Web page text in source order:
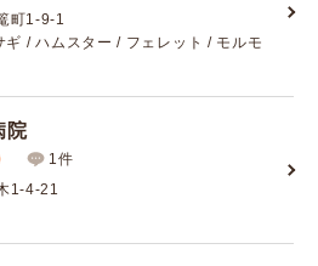
町1-9-1
ギ / ハムスター / フェレット / モルモ
院
1件
1-4-21